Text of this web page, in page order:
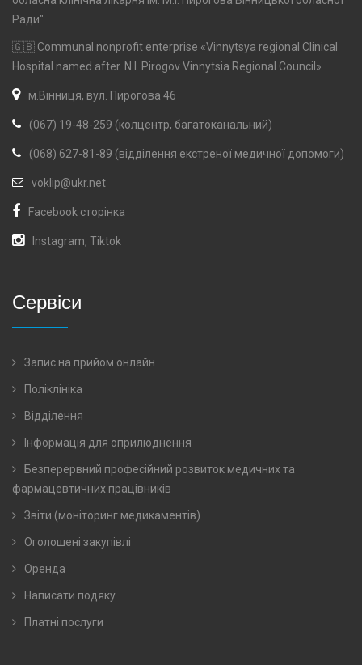
Ради"
🇬🇧 Communal nonprofit enterprise «Vinnytsya regional Clinical
Hospital named after. N.I. Pirogov Vinnytsia Regional Council»
м.Вінниця, вул. Пирогова 46
(067) 19-48-259 (колцентр, багатоканальний)
(068) 627-81-89 (відділення екстреної медичної допомоги)
voklip@ukr.net
Facebook сторінка
Instagram, Tiktok
Сервіси
Запис на прийом онлайн
Поліклініка
Відділення
Інформація для оприлюднення
Безперервний професійний розвиток медичних та
фармацевтичних працівників
Звіти (моніторинг медикаментів)
Оголошені закупівлі
Оренда
Написати подяку
Платні послуги